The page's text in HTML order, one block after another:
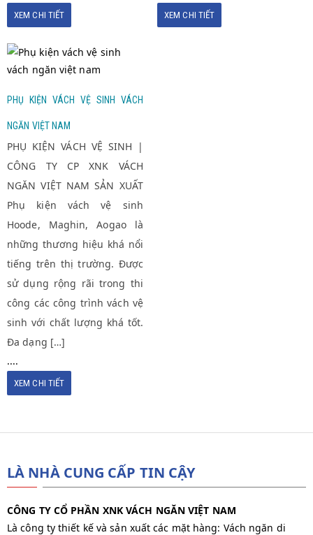
XEM CHI TIẾT XEM CHI TIẾT
SINH VÁCH NGĂN VIỆT
PHỤ KIỆN VÁCH VỆ SINH VÁCH
NGĂN VIỆT NAM
PHỤ KIỆN VÁCH VỆ SINH |
CÔNG TY CP XNK VÁCH
NGĂN VIỆT NAM SẢN XUẤT
Phụ kiện vách vệ sinh
Hoode, Maghin, Aogao là
những thương hiệu khá nổi
tiếng trên thị trường. Được
sử dụng rộng rãi trong thi
công các công trình vách vệ
sinh với chất lượng khá tốt.
Đa dạng […]
....
XEM CHI TIẾT
LÀ NHÀ CUNG CẤP TIN CẬY
CÔNG TY CỔ PHẦN XNK VÁCH NGĂN VIỆT NAM
Là công ty thiết kế và sản xuất các mặt hàng: Vách ngăn di